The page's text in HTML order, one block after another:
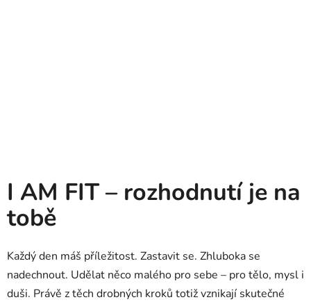
I AM FIT – rozhodnutí je na
tobě
Každý den máš příležitost. Zastavit se. Zhluboka se
nadechnout. Udělat něco malého pro sebe – pro tělo, mysl i
duši. Právě z těch drobných kroků totiž vznikají skutečné